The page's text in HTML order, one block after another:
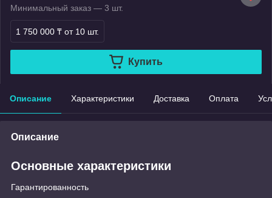
Минимальный заказ — 3 шт.
1 750 000 ₸ от 10 шт.
Купить
Описание Характеристики Доставка Оплата
Описание
Основные характеристики
Гарантированность